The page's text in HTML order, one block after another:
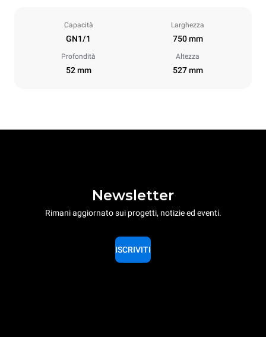
Capacità
GN1/1
Larghezza
750 mm
Profondità
52 mm
Altezza
527 mm
Newsletter
Rimani aggiornato sui progetti, notizie ed eventi.
ISCRIVITI